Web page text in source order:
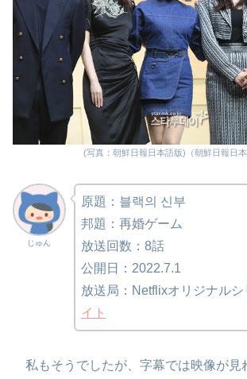
(写真：朝鮮日報日本語版)（朝鮮日報日本
じゅん
原題：블랙의 신부
邦題：再婚ゲーム
放送回数：8話
公開日：2022.7.1
放送局：Netflixオリジナル
イト
私もそうでしたが、字幕では映像が見